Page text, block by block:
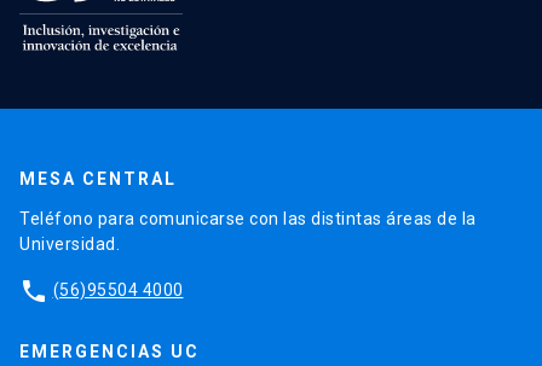
MESA CENTRAL
Teléfono para comunicarse con las distintas áreas de la
Universidad.
phone (56)95504 4000
EMERGENCIAS UC